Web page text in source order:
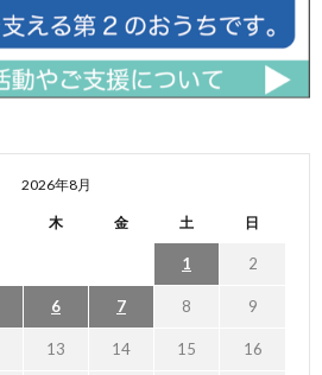
2026年8月
木 金 土 日
1 2
6 7 8 9
13 14 15 16